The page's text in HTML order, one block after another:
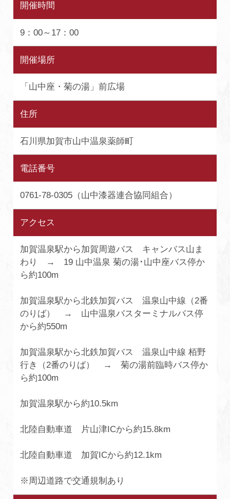
開催時間
9：00～17：00
開催場所
「山中座・菊の湯」前広場
住所
石川県加賀市山中温泉薬師町
電話番号
0761-78-0305（山中漆器連合協同組合）
アクセス
加賀温泉駅から加賀周遊バス キャンバス山ま
わり → 19 山中温泉 菊の湯･山中座バス停か
ら約100m
加賀温泉駅から北鉄加賀バス 温泉山中線（2番
のりば） → 山中温泉バスターミナルバス停
から約550m
加賀温泉駅から北鉄加賀バス 温泉山中線 栢野
行き（2番のりば） → 菊の湯前臨時バス停か
ら約100m
加賀温泉駅から約10.5km
北陸自動車道 片山津ICから約15.8km
北陸自動車道 加賀ICから約12.1km
※周辺道路で交通規制あり